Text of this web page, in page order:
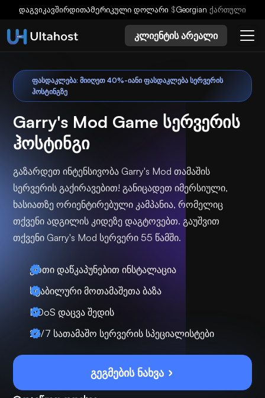
დაგვიკავშირდითᲐმერიკული დოლარი $Georgian ქართული
კლიენტის არეალი
ᲤᲐᲡᲓᲐᲙᲚᲔᲑᲐ: ᲛᲘᲘᲦᲔᲗ 40%-ᲘᲐᲜᲘ ᲤᲐᲡᲓᲐᲙᲚᲔᲑᲐ ᲡᲔᲠᲕᲔᲠᲘᲡ
ᲰᲝᲡᲢᲘᲜᲒᲖᲔ
Garry's Mod Game სერვერის
ჰოსტინგი
გაზარდეთ ინტენსივობა Garry's Mod თამაშის
სერვერის გაქირავებით! განიცადეთ იმერსიული,
ხასიათზე ორიენტირებული კამპანია, რომელიც
თქვენი ადგილის კიდეზე დაგტოვებთ. გაუშვით
თქვენი Garry's Mod სერვერი 55 წამში.
ერთი დაწკაპუნებით ინსტალაცია
სტაბილური მოთამაშეთა ბაზა
DDoS დაცვა შედის
24/7 სათამაშო სერვერის სპეციალისტები
გეგმების ნახვა